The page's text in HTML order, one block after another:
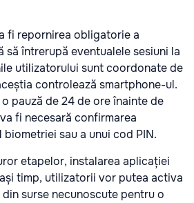
fi repornirea obligatorie a
să întrerupă eventualele sesiuni la
utilizatorului sunt coordonate de
controlează smartphone-ul.
pauză de 24 de ore înainte de
fi necesară confirmarea
sau a unui cod PIN.
etapelor, instalarea aplicației
timp, utilizatorii vor putea activa
surse necunoscute pentru o